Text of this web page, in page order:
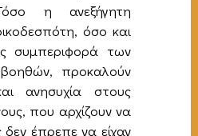
η ανεξήγητη
όσο και
συμπεριφορά των
προκαλούν
ανησυχία στους
που αρχίζουν να
έπρεπε να είχαν